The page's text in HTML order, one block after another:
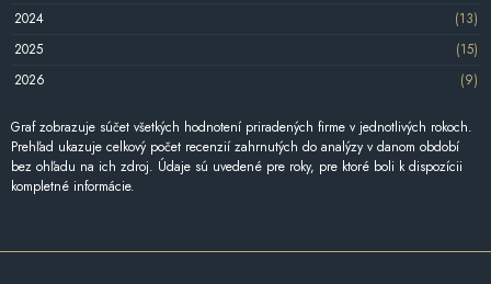
2024
(13)
2025
(15)
2026
(9)
Graf zobrazuje súčet všetkých hodnotení priradených firme v jednotlivých rokoch.
Prehľad ukazuje celkový počet recenzií zahrnutých do analýzy v danom období
bez ohľadu na ich zdroj. Údaje sú uvedené pre roky, pre ktoré boli k dispozícii
kompletné informácie.